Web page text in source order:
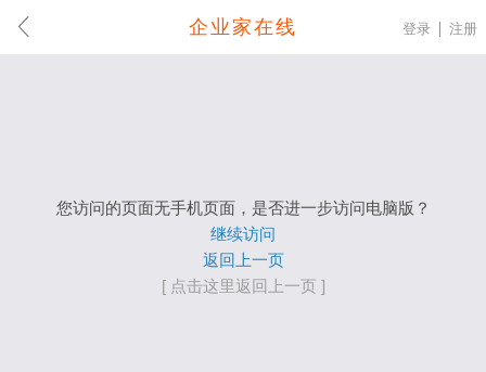
企业家在线 登录 注册
您访问的页面无手机页面，是否进一步访问电脑版？
继续访问
返回上一页
[ 点击这里返回上一页 ]